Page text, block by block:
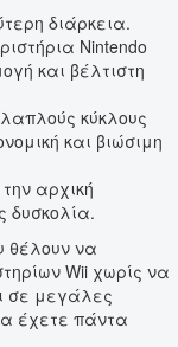
διάρκεια.
Nintendo
και βέλτιστη
κύκλους
και βιώσιμη
αρχική
δυσκολία.
θέλουν να
Wii χωρίς να
σε μεγάλες
έχετε πάντα